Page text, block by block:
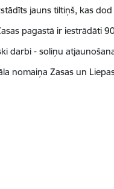
jauns tiltiņš, kas
pagastā ir iestrādāti
darbi - soliņu
nomaiņa Zasas un